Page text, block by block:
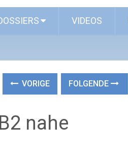
VIDEOS
VORIGE FOLGENDE
nahe